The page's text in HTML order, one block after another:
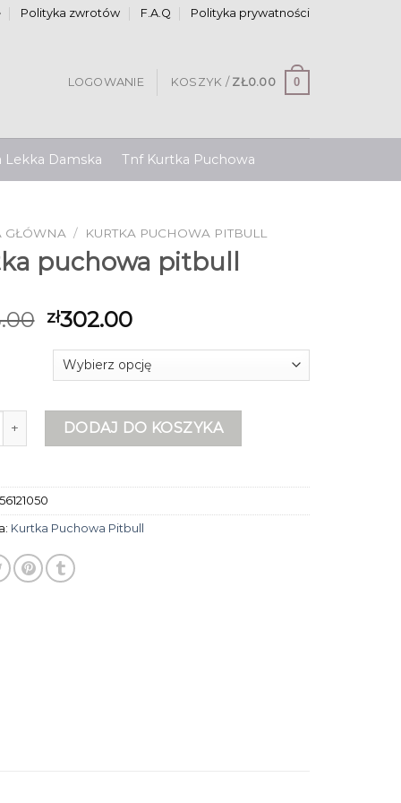
Polityka zwrotów F.A.Q Polityka prywatności
LOGOWANIE KOSZYK / ZŁ0.00 0
Damska Tnf Kurtka Puchowa
GŁÓWNA / KURTKA PUCHOWA PITBULL
puchowa pitbull
zł302.00
puchowa pitbull
DODAJ DO KOSZYKA
Kurtka Puchowa Pitbull